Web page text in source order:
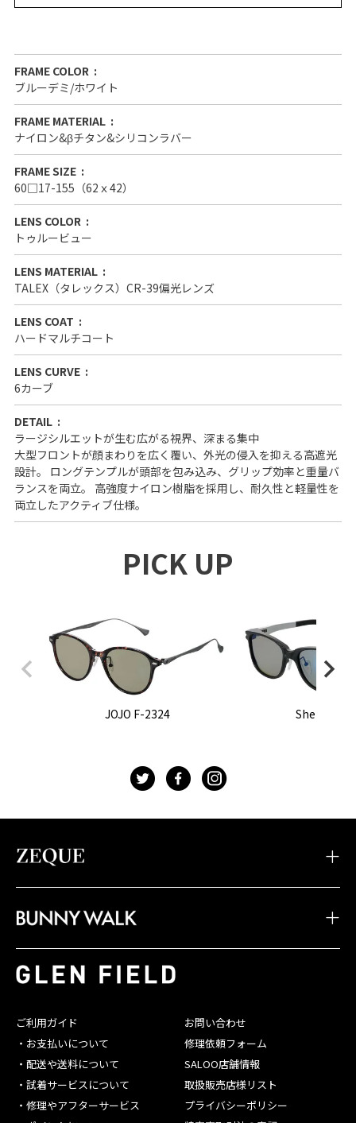
FRAME COLOR
ブルーデミ/ホワイト
FRAME MATERIAL
ナイロン&βチタン&シリコンラバー
FRAME SIZE
60□17-155（62ｘ42）
LENS COLOR
トゥルービュー
LENS MATERIAL
TALEX（タレックス）CR-39偏光レンズ
LENS COAT
ハードマルチコート
LENS CURVE
6カーブ
DETAIL
ラージシルエットが生む広がる視界、深まる集中
大型フロントが顔まわりを広く覆い、外光の侵入を抑える高遮光
設計。 ロングテンプルが頭部を包み込み、グリップ効率と重量バ
ランスを両立。 高強度ナイロン樹脂を採用し、耐久性と軽量性を
両立したアクティブ仕様。
PICK UP
JOJO F-2324 Sherry F-
t f g
ご利用ガイド
・お支払いについて
・配送や送料について
・試着サービスについて
・修理やアフターサービス
お問い合わせ
修理依頼フォーム
SALOO店舗情報
取扱販売店様リスト
プライバシーポリシー
・JOJO
・JAKE
・JONNY
・Juno
・Spike
・Belle
・BW-032
・BW-031
・BW-029
・BW-027
・BW-026